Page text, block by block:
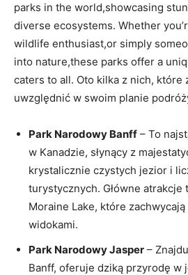
parks in the world,showcasing
diverse ecosystems. ⁣Whether
wildlife enthusiast,or simply
into nature,these⁣ parks offer a
caters⁣ to all. Oto kilka ⁢z nich, które
uwzględnić⁤ w swoim⁢ planie
Park Narodowy Banff – To
w Kanadzie, ​słynący z
krystalicznie czystych ‍jezior i
turystycznych. Główne atrakcje
Moraine Lake, które
widokami.
Park Narodowy Jasper –
Banff, oferuje dziką przyrodę w